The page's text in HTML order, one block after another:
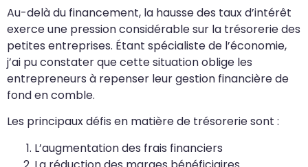
Au-delà du financement, la hausse des taux d’intérêt
exerce une pression considérable sur la trésorerie des
petites entreprises. Étant spécialiste de l’économie,
j’ai pu constater que cette situation oblige les
entrepreneurs à repenser leur gestion financière de
fond en comble.
Les principaux défis en matière de trésorerie sont :
L’augmentation des frais financiers